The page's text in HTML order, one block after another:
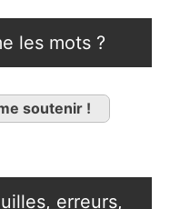
les mots ?
soutenir !
erreurs,